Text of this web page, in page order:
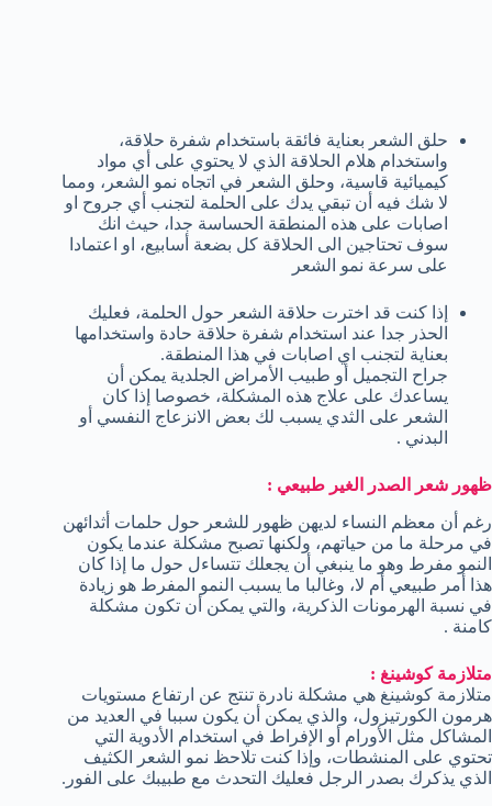
حلق الشعر بعناية فائقة باستخدام شفرة حلاقة،
واستخدام هلام الحلاقة الذي لا يحتوي على أي مواد
كيميائية قاسية، وحلق الشعر في اتجاه نمو الشعر، ومما
لا شك فيه أن تبقي يدك على الحلمة لتجنب أي جروح او
اصابات على هذه المنطقة الحساسة جدا، حيث انك
سوف تحتاجين الى الحلاقة كل بضعة أسابيع، او اعتمادا
على سرعة نمو الشعر
إذا كنت قد اخترت حلاقة الشعر حول الحلمة، فعليك
الحذر جدا عند استخدام شفرة حلاقة حادة واستخدامها
بعناية لتجنب اي اصابات في هذا المنطقة.
جراح التجميل أو طبيب الأمراض الجلدية يمكن أن
يساعدك على علاج هذه المشكلة، خصوصا إذا كان
الشعر على الثدي يسبب لك بعض الانزعاج النفسي أو
البدني .
ظهور شعر الصدر الغير طبيعي :
رغم أن معظم النساء لديهن ظهور للشعر حول حلمات أثدائهن
في مرحلة ما من حياتهم، ولكنها تصبح مشكلة عندما يكون
النمو مفرط وهو ما ينبغي أن يجعلك تتساءل حول ما إذا كان
هذا أمر طبيعي أم لا، وغالبا ما يسبب النمو المفرط هو زيادة
في نسبة الهرمونات الذكرية، والتي يمكن أن تكون مشكلة
كامنة .
متلازمة كوشينغ :
متلازمة كوشينغ هي مشكلة نادرة تنتج عن ارتفاع مستويات
هرمون الكورتيزول، والذي يمكن أن يكون سببا في العديد من
المشاكل مثل الأورام أو الإفراط في استخدام الأدوية التي
تحتوي على المنشطات، وإذا كنت تلاحظ نمو الشعر الكثيف
الذي يذكرك بصدر الرجل فعليك التحدث مع طبيبك على الفور.